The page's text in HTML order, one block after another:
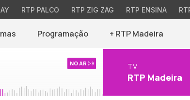
RTP PALCO RTP ZIG ZAG RTP ENSINA
Programação + RTP Madeira
NO AR TV
RTP Madeira